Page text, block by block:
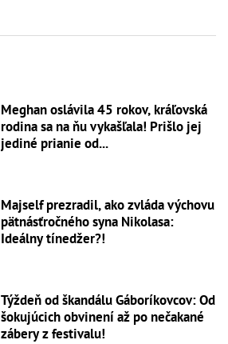
Meghan oslávila 45 rokov, kráľovská
rodina sa na ňu vykašľala! Prišlo jej
jediné prianie od...
Majself prezradil, ako zvláda výchovu
pätnásťročného syna Nikolasa:
Ideálny tínedžer?!
Týždeň od škandálu Gáboríkovcov: Od
šokujúcich obvinení až po nečakané
zábery z festivalu!